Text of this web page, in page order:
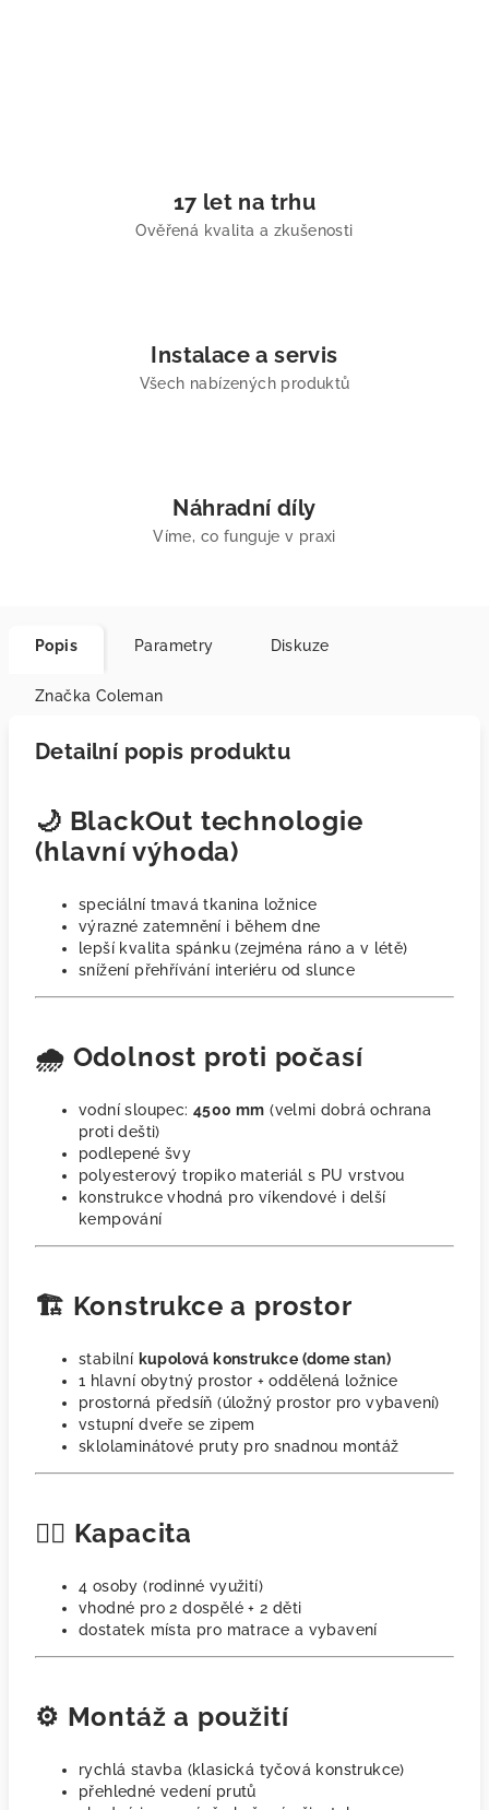
17 let na trhu
Ověřená kvalita a zkušenosti
Instalace a servis
Všech nabízených produktů
Náhradní díly
Víme, co funguje v praxi
Popis Parametry Diskuze
Značka Coleman
Detailní popis produktu
🌙 BlackOut technologie
(hlavní výhoda)
speciální tmavá tkanina ložnice
výrazné zatemnění i během dne
lepší kvalita spánku (zejména ráno a v létě)
snížení přehřívání interiéru od slunce
🌧️ Odolnost proti počasí
vodní sloupec: 4500 mm (velmi dobrá ochrana
proti dešti)
podlepené švy
polyesterový tropiko materiál s PU vrstvou
konstrukce vhodná pro víkendové i delší
kempování
🏗️ Konstrukce a prostor
stabilní kupolová konstrukce (dome stan)
1 hlavní obytný prostor + oddělená ložnice
prostorná předsíň (úložný prostor pro vybavení)
vstupní dveře se zipem
sklolaminátové pruty pro snadnou montáž
🧍‍♂️ Kapacita
4 osoby (rodinné využití)
vhodné pro 2 dospělé + 2 děti
dostatek místa pro matrace a vybavení
⚙️ Montáž a použití
rychlá stavba (klasická tyčová konstrukce)
přehledné vedení prutů